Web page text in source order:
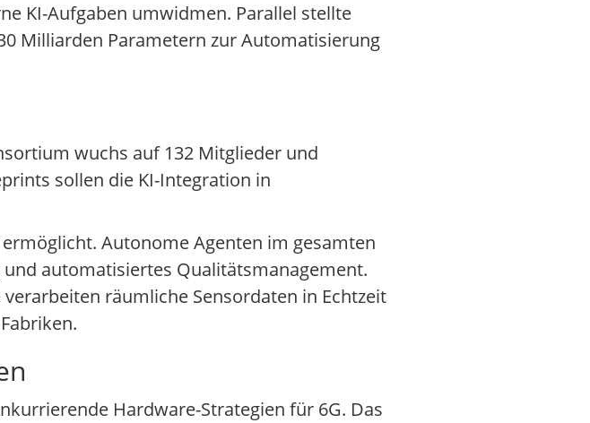
KI-Aufgaben umwidmen. Parallel stellte
Milliarden Parametern zur Automatisierung
wuchs auf 132 Mitglieder und
sollen die KI-Integration in
Autonome Agenten im gesamten
automatisiertes Qualitätsmanagement.
räumliche Sensordaten in Echtzeit
Hardware-Strategien für 6G. Das